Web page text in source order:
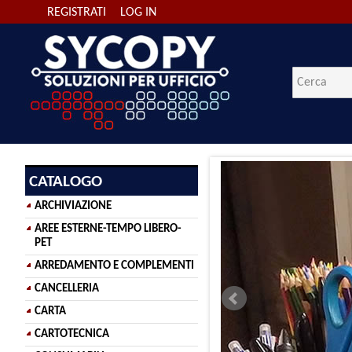
LOG IN
REGISTRATI
CATALOGO
ARCHIVIAZIONE
AREE ESTERNE-TEMPO LIBERO-
PET
ARREDAMENTO E COMPLEMENTI
CANCELLERIA
CARTA
CARTOTECNICA